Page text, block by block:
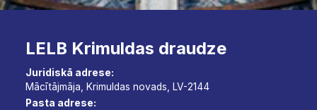
LELB Krimuldas draudze
Juridiskā adrese:
Mācītājmāja, Krimuldas novads, LV-2144
Pasta adrese: